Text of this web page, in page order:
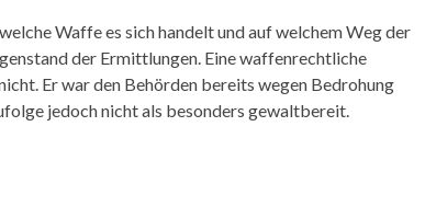
Waffe es sich handelt und auf welchem Weg der
der Ermittlungen. Eine waffenrechtliche
Er war den Behörden bereits wegen Bedrohung
jedoch nicht als besonders gewaltbereit.